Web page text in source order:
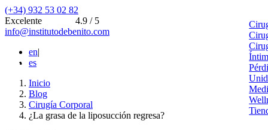
(+34) 932 53 02 82
Excelente
4.9 / 5
info@institutodebenito.com
en|
es
Inicio
Blog
Cirugía Corporal
¿La grasa de la liposucción regresa?